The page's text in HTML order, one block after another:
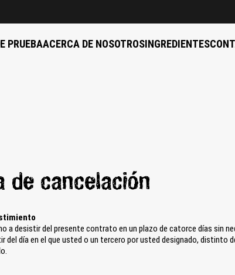
PRUEBAACERCA DE NOSOTROSINGREDIENTES
de cancelación
a desistir del presente contrato en un plazo de catorce días sin
del día en el que usted o un tercero por usted designado, distinto